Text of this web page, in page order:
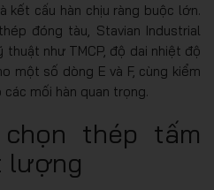
kết cấu hàn chịu ràng buộc lớn.
đóng tàu, Stavian Industrial
như TMCP, độ dai nhiệt độ
một số dòng E và F, cùng kiểm
mối hàn quan trọng.
thép tấm
lượng